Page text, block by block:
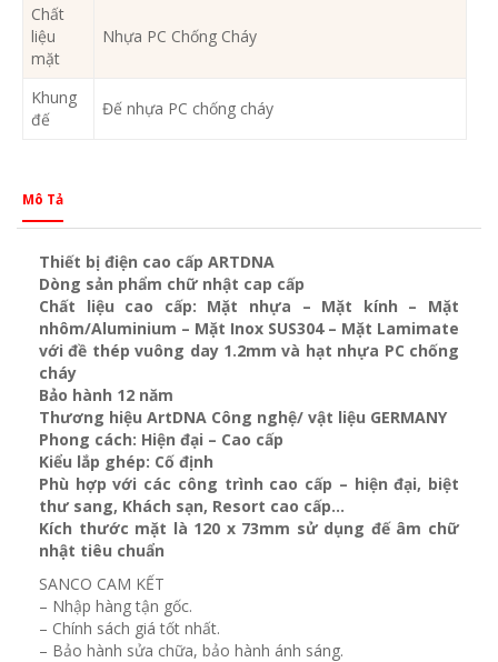
Chất
liệu
mặt
Nhựa PC Chống Cháy
Khung
đế
Đế nhựa PC chống cháy
Mô Tả
Thiết bị điện cao cấp ARTDNA
Dòng sản phẩm chữ nhật cap cấp
Chất liệu cao cấp: Mặt nhựa – Mặt kính – Mặt
nhôm/Aluminium – Mặt Inox SUS304 – Mặt Lamimate
với đề thép vuông day 1.2mm và hạt nhựa PC chống
cháy
Bảo hành 12 năm
Thương hiệu ArtDNA Công nghệ/ vật liệu GERMANY
Phong cách: Hiện đại – Cao cấp
Kiểu lắp ghép: Cố định
Phù hợp với các công trình cao cấp – hiện đại, biệt
thư sang, Khách sạn, Resort cao cấp…
Kích thước mặt là 120 x 73mm sử dụng đế âm chữ
nhật tiêu chuẩn
SANCO CAM KẾT
– Nhập hàng tận gốc.
– Chính sách giá tốt nhất.
– Bảo hành sửa chữa, bảo hành ánh sáng.